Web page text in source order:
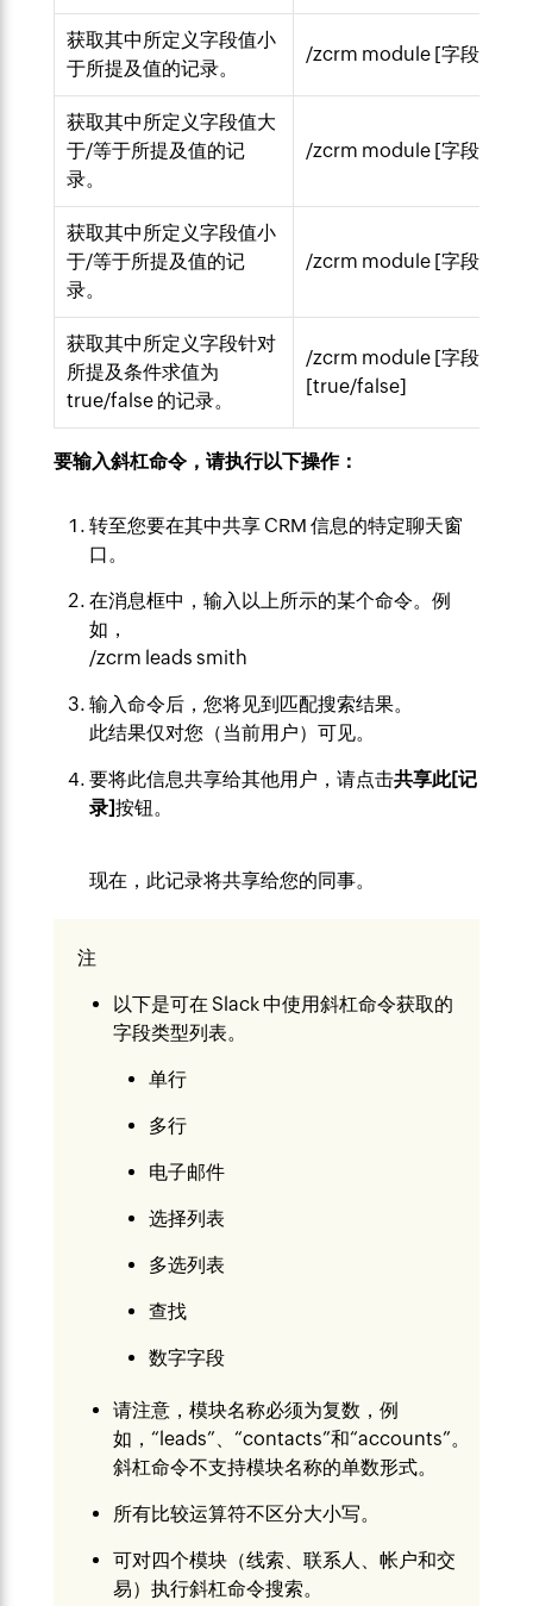
获取其中所定义字段值小
于所提及值的记录。
/zcrm module [字段] < [
获取其中所定义字段值大
于/等于所提及值的记
录。
/zcrm module [字段] >= [
获取其中所定义字段值小
于/等于所提及值的记
录。
/zcrm module [字段] <=[
获取其中所定义字段针对
所提及条件求值为
true/false 的记录。
/zcrm module [字段] is
[true/false]
要输入斜杠命令，请执行以下操作：
转至您要在其中共享 CRM 信息的特定聊天窗
口。
在消息框中，输入以上所示的某个命令。例
如，
/zcrm leads smith
输入命令后，您将见到匹配搜索结果。
此结果仅对您（当前用户）可见。
要将此信息共享给其他用户，请点击共享此[记
录]按钮。
现在，此记录将共享给您的同事。
注
以下是可在 Slack 中使用斜杠命令获取的
字段类型列表。
单行
多行
电子邮件
选择列表
多选列表
查找
数字字段
请注意，模块名称必须为复数，例
如，“leads”、“contacts”和“accounts”。
斜杠命令不支持模块名称的单数形式。
所有比较运算符不区分大小写。
可对四个模块（线索、联系人、帐户和交
易）执行斜杠命令搜索。